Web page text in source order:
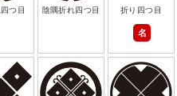
つ目 陰隅折れ四つ目 折り四つ目
名